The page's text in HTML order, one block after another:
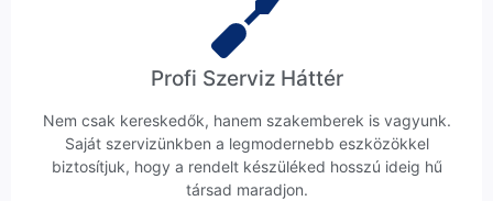
Profi Szerviz Háttér
Nem csak kereskedők, hanem szakemberek is vagyunk.
Saját szervizünkben a legmodernebb eszközökkel
biztosítjuk, hogy a rendelt készüléked hosszú ideig hű
társad maradjon.